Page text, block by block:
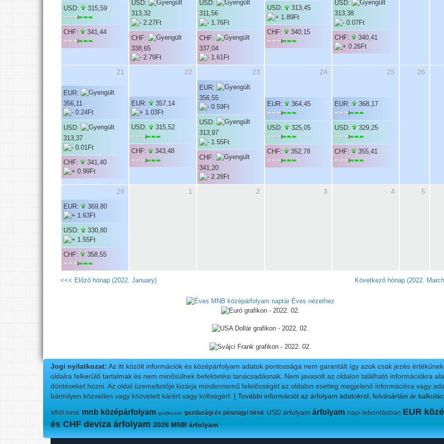
USD: 315,59
CHF: 341,44
USD:
313,32
CHF:
338,65
USD:
311,56
CHF:
337,04
USD: 313,45
CHF: 340,15
USD:
313,38
CHF: 340,41
21
EUR:
356,11
USD:
313,37
CHF: 341,40
22
EUR: 357,14
USD: 315,52
CHF: 343,48
23
EUR:
356,55
USD:
313,97
CHF:
341,20
24
EUR: 364,45
USD: 325,05
CHF: 352,78
25
EUR: 368,17
USD: 329,25
CHF: 355,41
26
28
EUR: 369,80
USD: 330,80
CHF: 358,55
1 2 3 4 5
<<< Előző hónap (2022. January) Következő hónap (2022.
Éves nézethez
Jogi nyilatkozat: Az itt közölt információk és középárfolyam adatok pontossága nem garantált így azok csak jezés
oldalra felkerülő tartalmak és nem minősülnek befektetési tanácsadásnak. Nem javasolt az oldalon található információkra
döntéseket hozni. Az oldal üzemeltetője kizárja mindennemű felelősségét az oldalon esetleg megjelenő információra vagy
bármilyen közvetlen vagy közvetett kárért vagy költségért. [ További információt az árfolyam adatokról, felvásárlási ár
MNB hírek mnb középárfolyam grafikonok gazdasági és pénzügyi hírek USD árfolyam árfolyam napi lebontásban EUR
és CHF deviza árfolyam 2026 MNB árfolyam